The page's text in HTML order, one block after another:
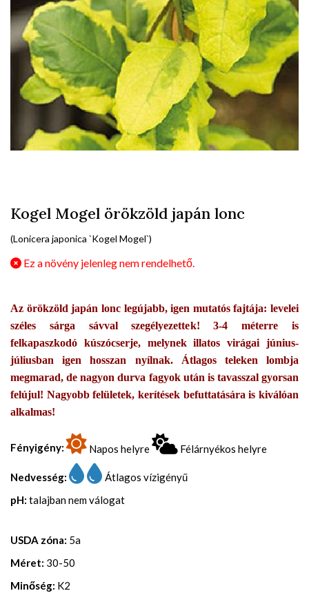
Kogel Mogel örökzöld japán lonc
(Lonicera japonica `Kogel Mogel`)
Ez a növény jelenleg nem rendelhető.
Az örökzöld japán lonc legújabb, igen mutatós fajtája: levelei
széles sárga sávval szegélyezettek! 3-4 méterre is
felkapaszkodó kúszócserje, melynek illatos virágai június-
júliusban igen hosszan nyílnak. Átlagos teleken lombja
megmarad, de nagyon durva fagyok után is tavasszal gyorsan
felújul! Nagyobb felületek, kerítések befuttatására is kiválóan
alkalmas!
Fényigény: Napos helyre Félárnyékos helyre
Nedvesség:
Átlagos vízigényű
pH: talajban nem válogat
USDA zóna: 5a
Méret: 30-50
Minőség: K2